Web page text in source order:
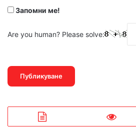
Запомни ме!
Are you human? Please solve: